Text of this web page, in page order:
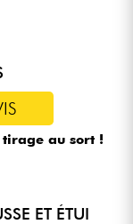
au sort !
ET ÉTUI